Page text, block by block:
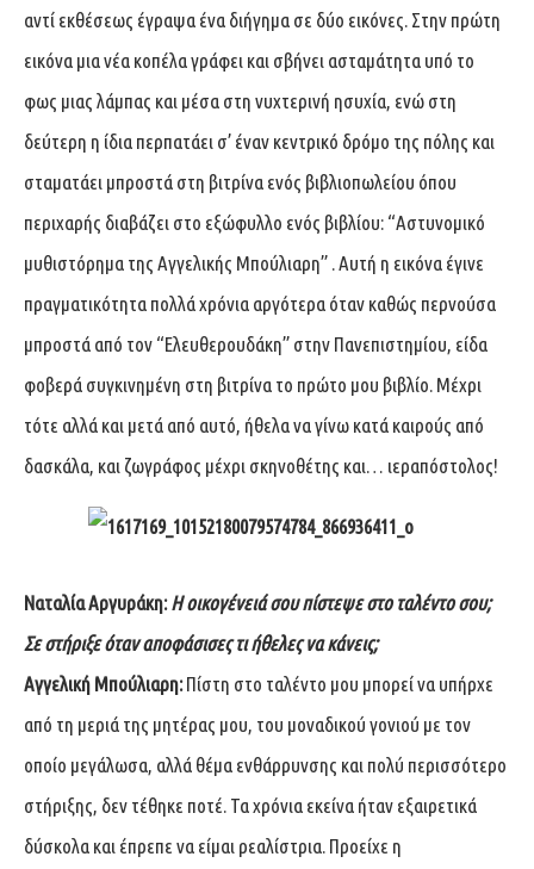
αντί εκθέσεως έγραψα ένα διήγημα σε δύο εικόνες. Στην πρώτη
εικόνα μια νέα κοπέλα γράφει και σβήνει ασταμάτητα υπό το
φως μιας λάμπας και μέσα στη νυχτερινή ησυχία, ενώ στη
δεύτερη η ίδια περπατάει σ’ έναν κεντρικό δρόμο της πόλης και
σταματάει μπροστά στη βιτρίνα ενός βιβλιοπωλείου όπου
περιχαρής διαβάζει στο εξώφυλλο ενός βιβλίου: “Αστυνομικό
μυθιστόρημα της Αγγελικής Μπούλιαρη” . Αυτή η εικόνα έγινε
πραγματικότητα πολλά χρόνια αργότερα όταν καθώς περνούσα
μπροστά από τον “Ελευθερουδάκη” στην Πανεπιστημίου, είδα
φοβερά συγκινημένη στη βιτρίνα το πρώτο μου βιβλίο. Μέχρι
τότε αλλά και μετά από αυτό, ήθελα να γίνω κατά καιρούς από
δασκάλα, και ζωγράφος μέχρι σκηνοθέτης και… ιεραπόστολος!
Ναταλία Αργυράκη:Η οικογένειά σου πίστεψε στο ταλέντο σου;
Σε στήριξε όταν αποφάσισες τι ήθελες να κάνεις;
Αγγελική Μπούλιαρη:Πίστη στο ταλέντο μου μπορεί να υπήρχε
από τη μεριά της μητέρας μου, του μοναδικού γονιού με τον
οποίο μεγάλωσα, αλλά θέμα ενθάρρυνσης και πολύ περισσότερο
στήριξης, δεν τέθηκε ποτέ. Τα χρόνια εκείνα ήταν εξαιρετικά
δύσκολα και έπρεπε να είμαι ρεαλίστρια. Προείχε η